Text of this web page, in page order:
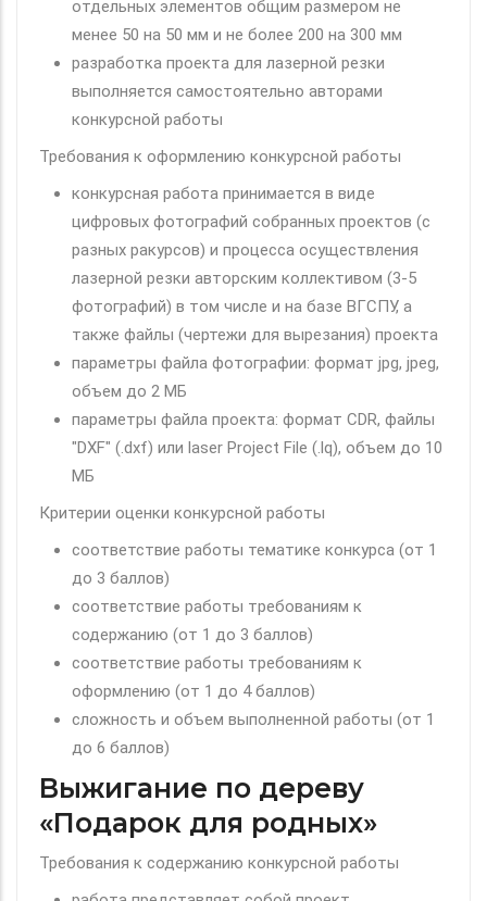
отдельных элементов общим размером не
менее 50 на 50 мм и не более 200 на 300 мм
разработка проекта для лазерной резки
выполняется самостоятельно авторами
конкурсной работы
Требования к оформлению конкурсной работы
конкурсная работа принимается в виде
цифровых фотографий собранных проектов (с
разных ракурсов) и процесса осуществления
лазерной резки авторским коллективом (3-5
фотографий) в том числе и на базе ВГСПУ, а
также файлы (чертежи для вырезания) проекта
параметры файла фотографии: формат jpg, jpeg,
объем до 2 МБ
параметры файла проекта: формат CDR, файлы
"DXF" (.dxf) или laser Project File (.lq), объем до 10
МБ
Критерии оценки конкурсной работы
соответствие работы тематике конкурса (от 1
до 3 баллов)
соответствие работы требованиям к
содержанию (от 1 до 3 баллов)
соответствие работы требованиям к
оформлению (от 1 до 4 баллов)
сложность и объем выполненной работы (от 1
до 6 баллов)
Выжигание по дереву
«Подарок для родных»
Требования к содержанию конкурсной работы